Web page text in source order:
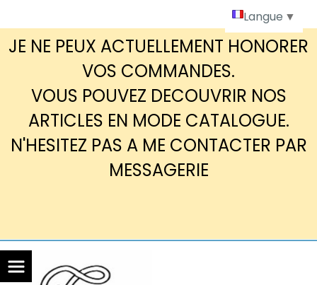
JE NE PEUX ACTUELLEMENT HONORER
VOS COMMANDES.
VOUS POUVEZ DECOUVRIR NOS
ARTICLES EN MODE CATALOGUE.
N'HESITEZ PAS A ME CONTACTER PAR
MESSAGERIE
Langue ▼